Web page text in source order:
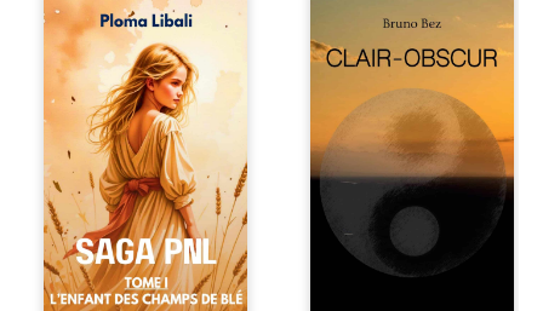
Autrefois, les
champs d’Atlantis
vibraient sous le
vent et les enfants
couraient dans les
blés. Puis la
couronne plia le
genou, livrant son
peuple à l’ombre
d’Ivorny. À Atove,
Luwel aurait pu
disparaître dans
les ruines de son
destin ; pourtant,
sous les pierres
Composé en
obscur aborde la
relations
humaines, la
nature et les
territoires à partir
d’expériences
personnelles.
Entre clarté et
obscurité, les
poèmes traduisent
les observations